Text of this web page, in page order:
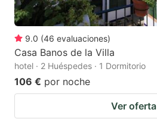
9.0 (46 evaluaciones)
Casa Banos de la Villa
hotel · 2 Huéspedes · 1 Dormitorio
106 € por noche
Ver oferta